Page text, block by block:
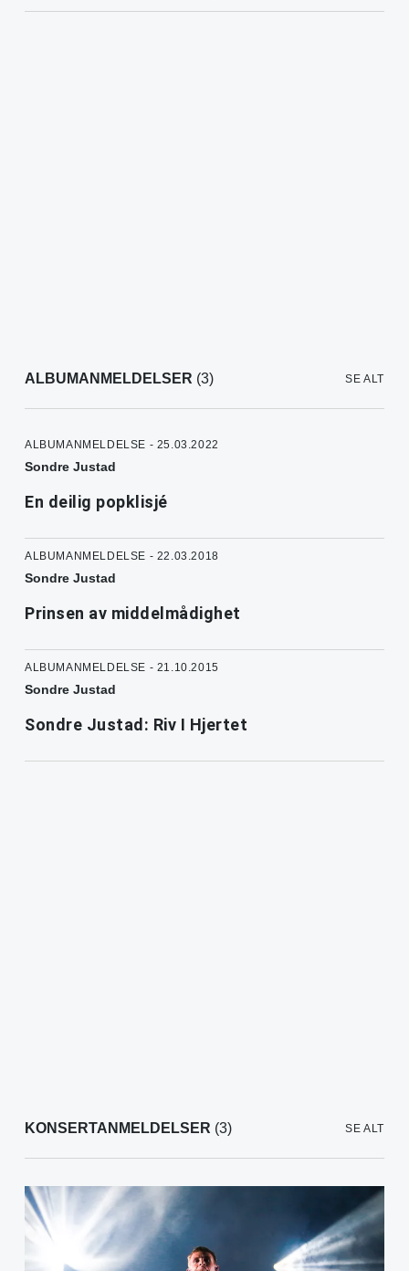
ALBUMANMELDELSER (3) SE ALT
ALBUMANMELDELSE - 25.03.2022
Sondre Justad
En deilig popklisjé
ALBUMANMELDELSE - 22.03.2018
Sondre Justad
Prinsen av middelmådighet
ALBUMANMELDELSE - 21.10.2015
Sondre Justad
Sondre Justad: Riv I Hjertet
KONSERTANMELDELSER (3) SE ALT